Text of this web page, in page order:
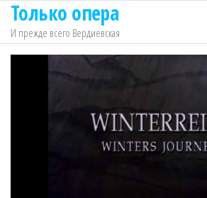
Перейти
содержимому
Только опера
И прежде всего Вердиевская